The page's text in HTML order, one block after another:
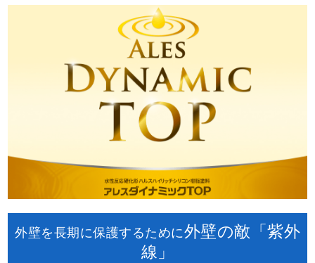
外壁を長期に保護するために外壁の敵「紫外
線」